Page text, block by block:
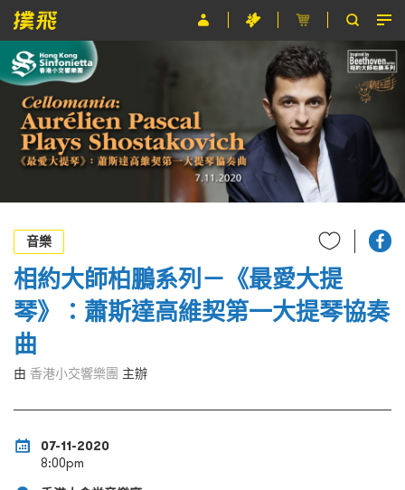
節目
主辦單位
關於撲飛
EN
音樂
相約大師柏鵬系列－《最愛大提
琴》：蕭斯達高維契第一大提琴協奏
曲
由 香港小交響樂團 主辦
07-11-2020
8:00pm